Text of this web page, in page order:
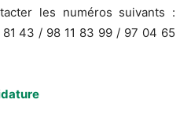
les numéros suivants :
43 / 98 11 83 99 / 97 04 65